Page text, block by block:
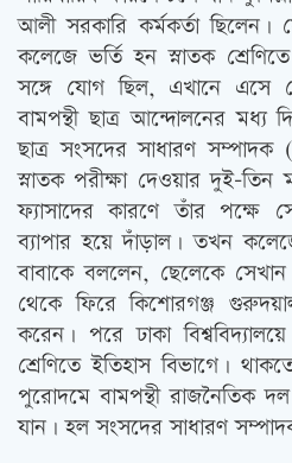
আলী সরকারি কর্মকর্তা ছিলেন।
কলেজে ভর্তি হন স্নাতক
সঙ্গে যোগ ছিল, এখানে
বামপন্থী ছাত্র আন্দোলনের মধ্য
ছাত্র সংসদের সাধারণ সম্পাদক
স্নাতক পরীক্ষা দেওয়ার দুই-তিন
ফ্যাসাদের কারণে তাঁর পক্ষে
ব্যাপার হয়ে দাঁড়াল। তখন
বাবাকে বললেন, ছেলেকে
থেকে ফিরে কিশোরগঞ্জ
করেন। পরে ঢাকা
শ্রেণিতে ইতিহাস বিভাগে।
পুরোদমে বামপন্থী রাজনৈতিক
যান। হল সংসদের সাধারণ